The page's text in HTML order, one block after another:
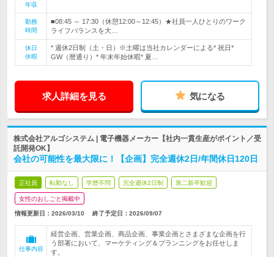
年収
勤務
時間
■08:45 ～ 17:30（休憩12:00～12:45）★社員一人ひとりのワーク
ライフバランスを大…
休日
休暇
* 週休2日制（土・日）※土曜は当社カレンダーによる* 祝日*
GW（暦通り）* 年末年始休暇* 夏…
求人詳細を見る 気になる
株式会社アルゴシステム | 電子機器メーカー【社内一貫生産がポイント／受
託開発OK】
会社の可能性を最大限に！【企画】完全週休2日/年間休日120日
正社員 転勤なし 学歴不問 完全週休2日制 第二新卒歓迎
女性のおしごと掲載中
情報更新日：2026/03/10 終了予定日： 2026/09/07
仕事内容
経営企画、営業企画、商品企画、事業企画とさまざまな企画を行
う部署において、マーケティング＆プランニングをお任せしま
す。